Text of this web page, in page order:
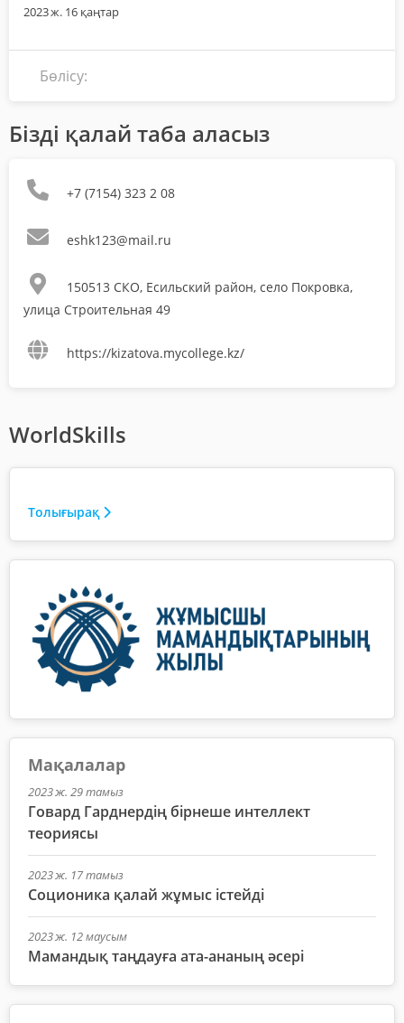
2023 ж. 16 қаңтар
Бөлісу:
Бізді қалай таба аласыз
+7 (7154) 323 2 08
eshk123@mail.ru
150513 СКО, Есильский район, село Покровка,
улица Строительная 49
https://kizatova.mycollege.kz/
WorldSkills
Толығырақ
Мақалалар
2023 ж. 29 тамыз
Говард Гарднердің бірнеше интеллект
теориясы
2023 ж. 17 тамыз
Соционика қалай жұмыс істейді
2023 ж. 12 маусым
Мамандық таңдауға ата-ананың әсері